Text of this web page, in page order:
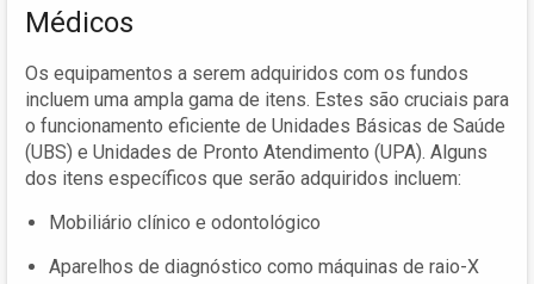
Médicos
Os equipamentos a serem adquiridos com os fundos
incluem uma ampla gama de itens. Estes são cruciais para
o funcionamento eficiente de Unidades Básicas de Saúde
(UBS) e Unidades de Pronto Atendimento (UPA). Alguns
dos itens específicos que serão adquiridos incluem:
Mobiliário clínico e odontológico
Aparelhos de diagnóstico como máquinas de raio-X